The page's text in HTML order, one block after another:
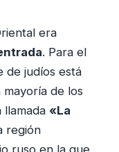
era
. Para el
de judíos está
de los
llamada «La
región
ruso en la que